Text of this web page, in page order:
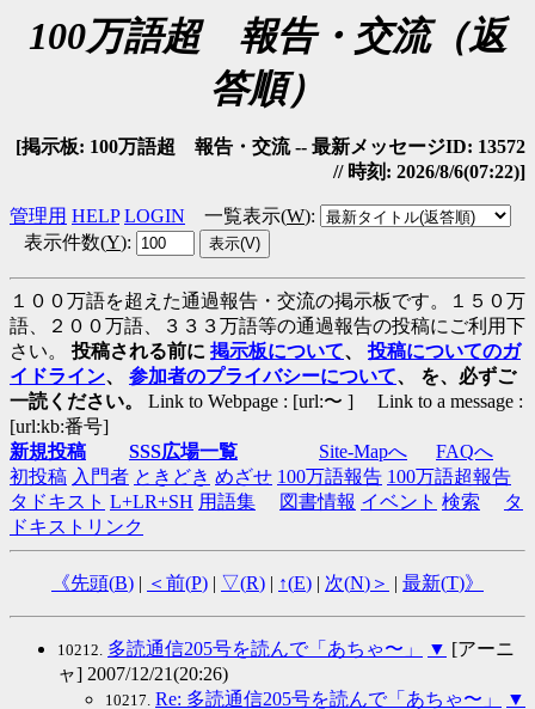
100万語超 報告・交流（返
答順）
[掲示板: 100万語超 報告・交流 -- 最新メッセージID: 13572
// 時刻: 2026/8/6(07:22)]
管理用 HELP LOGIN 一覧表示(W):
表示件数(Y):
１００万語を超えた通過報告・交流の掲示板です。１５０万
語、２００万語、３３３万語等の通過報告の投稿にご利用下
さい。 投稿される前に 掲示板について、 投稿についてのガ
イドライン、 参加者のプライバシーについて、 を、必ずご
一読ください。
Link to Webpage : [url:〜 ] Link to a message :
[url:kb:番号]
新規投稿
SSS広場一覧 Site-Mapへ
FAQへ
初投稿 入門者 ときどき めざせ 100万語報告 100万語超報告
タドキスト L+LR+SH 用語集 図書情報 イベント 検索
タ
ドキストリンク
《先頭(B) | ＜前(P) | ▽(R) | ↑(E) | 次(N)＞ | 最新(T)》
10212. 多読通信205号を読んで「あちゃ〜」 ▼ [アーニ
ャ] 2007/12/21(20:26)
10217. Re: 多読通信205号を読んで「あちゃ〜」
▼